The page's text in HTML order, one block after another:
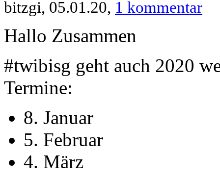
bitzgi, 05.01.20, 1 kommentar
Hallo Zusammen
#twibisg geht auch 2020
Termine:
8. Januar
5. Februar
4. März